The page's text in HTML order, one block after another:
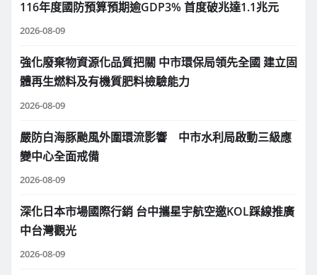
116年度國防預算預期逾GDP3% 首度破兆達1.1兆元
2026-08-09
強化廢棄物資源化品質把關 中市環保局領先全國 建立固
體再生燃料及有機質肥料檢驗能力
2026-08-09
嚴防白海豚颱風外圍環流影響 中市水利局啟動三級應
變中心全面戒備
2026-08-09
深化日本市場國際行銷 台中攜星宇航空邀KOL踩線推廣
中台灣觀光
2026-08-09